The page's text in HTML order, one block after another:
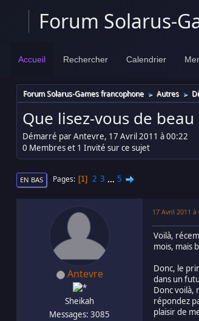
Forum Solarus-
Accueil Rechercher Calendrier
Forum Solarus-Games francophone ► Autres ►
Que lisez-vous de
Démarré par Antevre, 17 Avril 2011 à 00:22
0 Membres et 1 Invité sur ce sujet
EN BAS Pages 1 2 3 ... 5
Antevre
Sheikah
Messages: 3085
17 Avril 2011 à
Voilà,
mois, mais
Donc, le
dans un
Donc voilà,
répondez
plaisir de